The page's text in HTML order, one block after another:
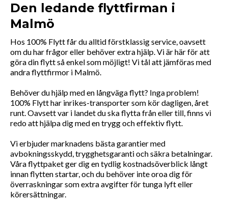
Den ledande flyttfirman i
Malmö
Hos 100% Flytt får du alltid förstklassig service, oavsett
om du har frågor eller behöver extra hjälp. Vi är här för att
göra din flytt så enkel som möjligt! Vi tål att jämföras med
andra flyttfirmor i Malmö.
Behöver du hjälp med en långväga flytt? Inga problem!
100% Flytt har inrikes-transporter som kör dagligen, året
runt. Oavsett var i landet du ska flytta från eller till, finns vi
redo att hjälpa dig med en trygg och effektiv flytt.
Vi erbjuder marknadens bästa garantier med
avbokningsskydd, trygghetsgaranti och säkra betalningar.
Våra flyttpaket ger dig en tydlig kostnadsöverblick långt
innan flytten startar, och du behöver inte oroa dig för
överraskningar som extra avgifter för tunga lyft eller
körersättningar.